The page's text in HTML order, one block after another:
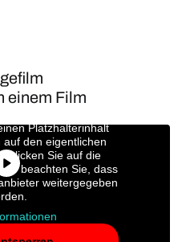
einem Film
Platzhalterinhalt
auf den eigentlichen
klicken Sie auf die
beachten Sie, dass
weitergegeben